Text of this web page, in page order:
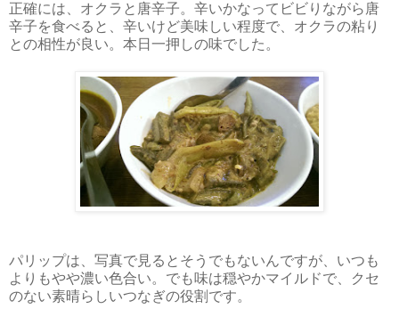
正確には、オクラと唐辛子。辛いかなってビビりながら唐
辛子を食べると、辛いけど美味しい程度で、オクラの粘り
との相性が良い。本日一押しの味でした。
パリップは、写真で見るとそうでもないんですが、いつも
よりもやや濃い色合い。でも味は穏やかマイルドで、クセ
のない素晴らしいつなぎの役割です。